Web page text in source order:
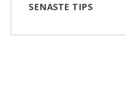
SENASTE TIPS